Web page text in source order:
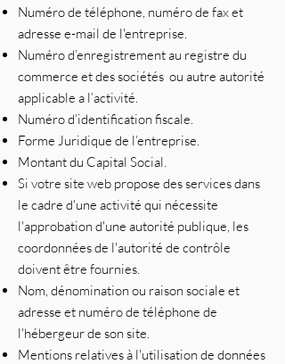
Numéro de téléphone, numéro de fax et
adresse e-mail de l'entreprise.
Numéro d’enregistrement au registre du
commerce et des sociétés ou autre autorité
applicable a l’activité.
Numéro d’identification fiscale.
Forme Juridique de l’entreprise.
Montant du Capital Social.
Si votre site web propose des services dans
le cadre d'une activité qui nécessite
l'approbation d'une autorité publique, les
coordonnées de l'autorité de contrôle
doivent être fournies. ​​​
Nom, dénomination ou raison sociale et
adresse et numéro de téléphone de
l'hébergeur de son site.
Mentions relatives à l'utilisation de données